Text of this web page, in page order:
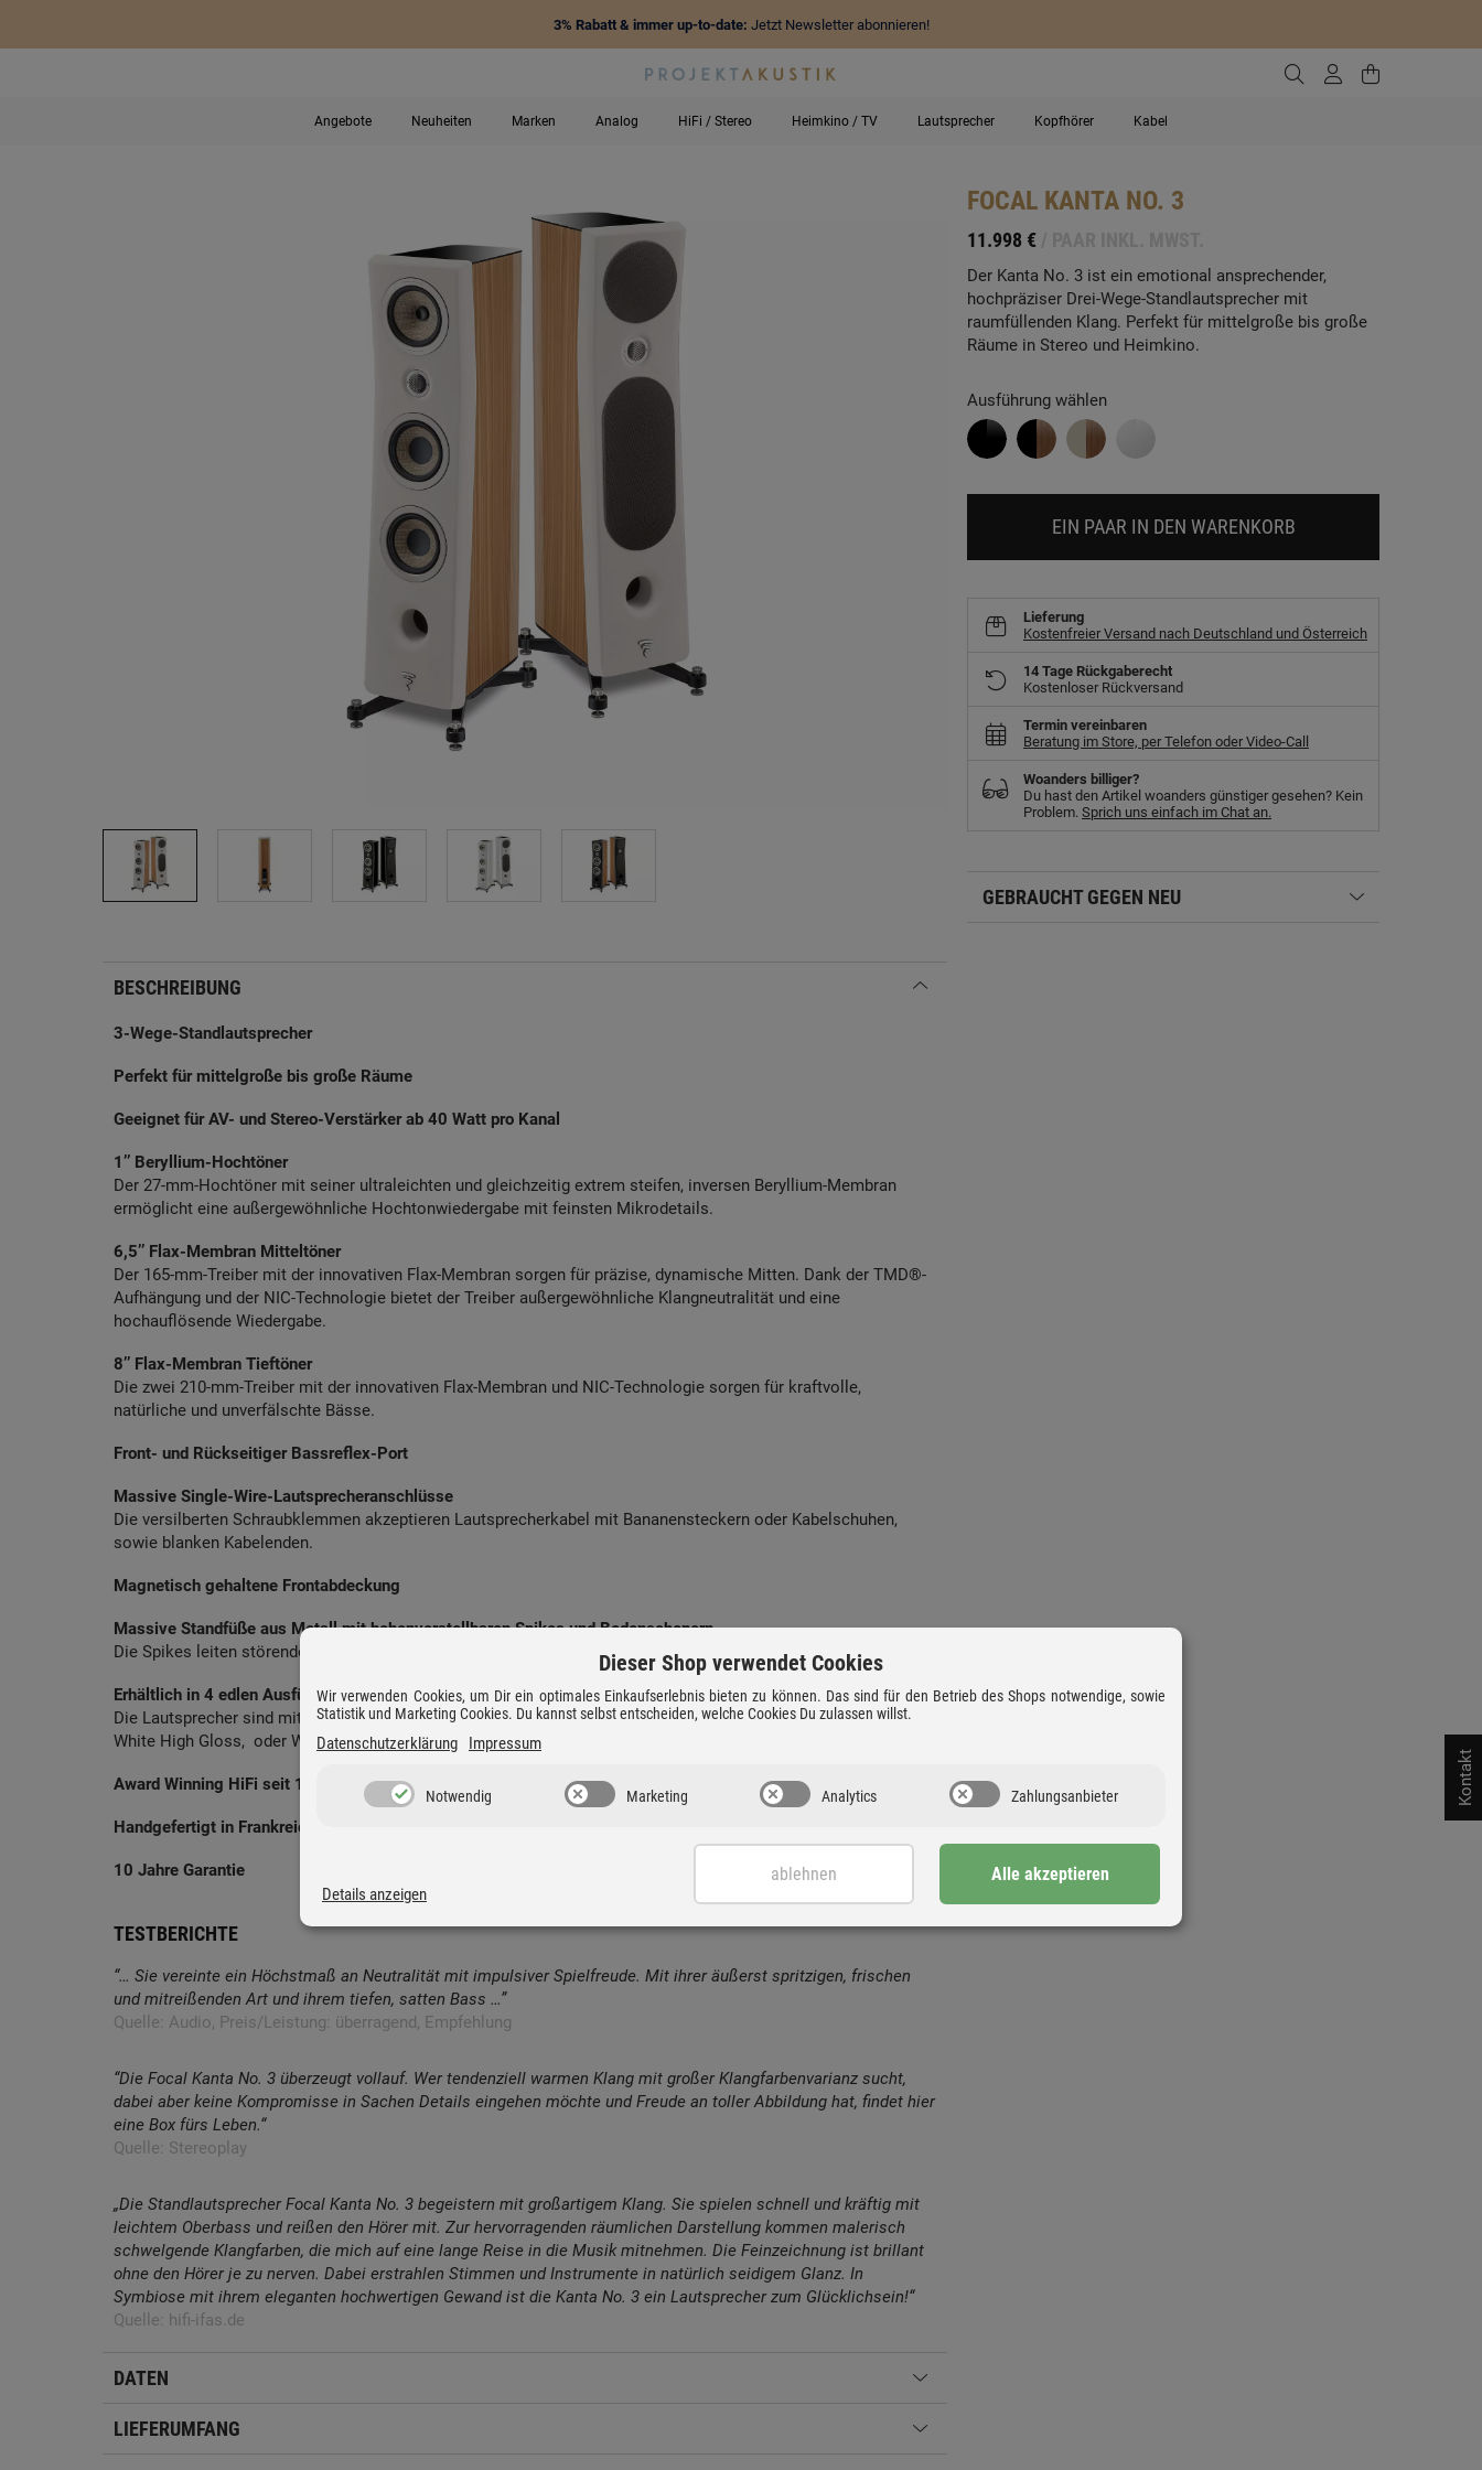
3% Rabatt & immer up-to-date: Jetzt Newsletter abonnieren!
Zur Suche gehen
ZumZum
Angebote Neuheiten Marken Analog HiFi / Stereo Heimkino / TV Lautsprecher Kopfhörer Kabel
BESCHREIBUNG
3-Wege-Standlautsprecher
Perfekt für mittelgroße bis große Räume
Geeignet für AV- und Stereo-Verstärker ab 40 Watt pro Kanal
1’’ Beryllium-Hochtöner
Der 27-mm-Hochtöner mit seiner ultraleichten und gleichzeitig extrem steifen, inversen Beryllium-Membran
ermöglicht eine außergewöhnliche Hochtonwiedergabe mit feinsten Mikrodetails.
6,5’’ Flax-Membran Mitteltöner
Der 165-mm-Treiber mit der innovativen Flax-Membran sorgen für präzise, dynamische Mitten. Dank der TMD®-
Aufhängung und der NIC-Technologie bietet der Treiber außergewöhnliche Klangneutralität und eine
hochauflösende Wiedergabe.
8’’ Flax-Membran Tieftöner
Die zwei 210-mm-Treiber mit der innovativen Flax-Membran und NIC-Technologie sorgen für kraftvolle,
natürliche und unverfälschte Bässe.
Front- und Rückseitiger Bassreflex-Port
Massive Single-Wire-Lautsprecheranschlüsse
Die versilberten Schraubklemmen akzeptieren Lautsprecherkabel mit Bananensteckern oder Kabelschuhen,
sowie blanken Kabelenden.
Magnetisch gehaltene Frontabdeckung
Massive Standfüße aus Metall mit hohenverstellbaren Spikes und Bodenschonern
Die Spikes leiten störende Schwingungen ab und sorgen für einen sauberen und differenzierten Klang.
Erhältlich in 4 edlen Ausführungen
Die Lautsprecher sind mit einer matten Frontplatte in Kombination mit einem Gehäuse in Black High Gloss,
White High Gloss, oder Walnut High Gloss erhältlich.
Award Winning HiFi seit 1979
Handgefertigt in Frankreich
10 Jahre Garantie
TESTBERICHTE
“… Sie vereinte ein Höchstmaß an Neutralität mit impulsiver Spielfreude. Mit ihrer äußerst spritzigen, frischen
und mitreißenden Art und ihrem tiefen, satten Bass …”
Quelle: Audio, Preis/Leistung: überragend, Empfehlung
“Die Focal Kanta No. 3 überzeugt vollauf. Wer tendenziell warmen Klang mit großer Klangfarbenvarianz sucht,
dabei aber keine Kompromisse in Sachen Details eingehen möchte und Freude an toller Abbildung hat, findet hier
eine Box fürs Leben.“
Quelle: Stereoplay
„Die Standlautsprecher Focal Kanta No. 3 begeistern mit großartigem Klang. Sie spielen schnell und kräftig mit
leichtem Oberbass und reißen den Hörer mit. Zur hervorragenden räumlichen Darstellung kommen malerisch
schwelgende Klangfarben, die mich auf eine lange Reise in die Musik mitnehmen. Die Feinzeichnung ist brillant
ohne den Hörer je zu nerven. Dabei erstrahlen Stimmen und Instrumente in natürlich seidigem Glanz. In
Symbiose mit ihrem eleganten hochwertigen Gewand ist die Kanta No. 3 ein Lautsprecher zum Glücklichsein!“
Quelle: hifi-ifas.de
DATEN
LIEFERUMFANG
FOCAL KANTA NO. 3
11.998 €
Der Kanta No. 3 ist ein emotional ansprechender,
hochpräziser Drei-Wege-Standlautsprecher mit
raumfüllenden Klang. Perfekt für mittelgroße bis große
Räume in Stereo und Heimkino.
Ausführung wählen
EIN PAAR IN DEN WARENKORB
Lieferung
Kostenfreier Versand nach Deutschland und Österreich
14 Tage Rückgaberecht
Kostenloser Rückversand
Termin vereinbaren
Beratung im Store, per Telefon oder Video-Call
Woanders billiger?
Du hast den Artikel woanders günstiger gesehen? Kein
Problem. Sprich uns einfach im Chat an.
GEBRAUCHT GEGEN NEU
Kontakt
Dieser Shop verwendet Cookies
Wir verwenden Cookies, um Dir ein optimales Einkaufserlebnis bieten zu können. Das sind für den Betrieb des Shops notwendige, sowie
Statistik und Marketing Cookies. Du kannst selbst entscheiden, welche Cookies Du zulassen willst.
Datenschutzerklärung Impressum
Notwendig Marketing Analytics Zahlungsanbieter
Details anzeigen
ablehnen Alle akzeptieren